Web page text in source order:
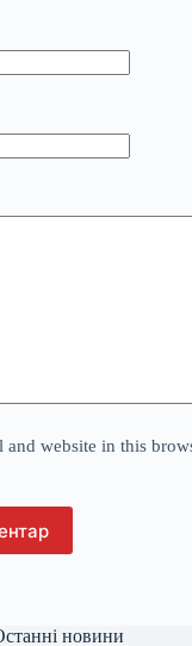
and website in this
новини